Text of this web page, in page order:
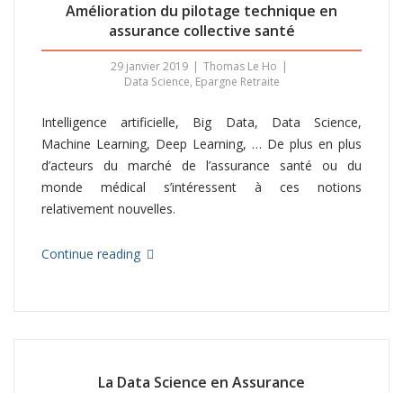
Amélioration du pilotage technique en
assurance collective santé
29 janvier 2019
Thomas Le Ho
Data Science, Epargne Retraite
Intelligence artificielle, Big Data, Data Science,
Machine Learning, Deep Learning, … De plus en plus
d’acteurs du marché de l’assurance santé ou du
monde médical s’intéressent à ces notions
relativement nouvelles.
Continue reading
La Data Science en Assurance